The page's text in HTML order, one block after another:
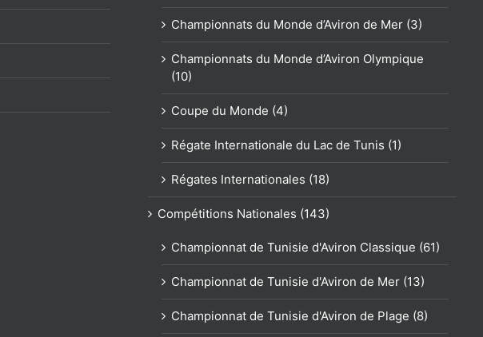
Championnats du Monde d’Aviron de Mer (3)
Championnats du Monde d’Aviron Olympique
(10)
Coupe du Monde (4)
Régate Internationale du Lac de Tunis (1)
Régates Internationales (18)
Compétitions Nationales (143)
Championnat de Tunisie d'Aviron Classique (61)
Championnat de Tunisie d'Aviron de Mer (13)
Championnat de Tunisie d'Aviron de Plage (8)